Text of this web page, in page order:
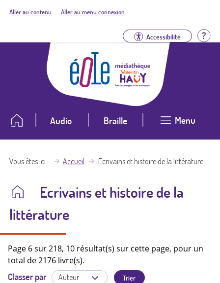
Aller au contenu Aller au menu connexion
Accessibilité
Audio Braille Menu
Vous êtes ici Accueil Ecrivains et histoire de la littérature
Ecrivains et histoire de la
littérature
Page 6 sur 218, 10 résultat(s) sur cette page, pour un
total de 2176 livre(s).
Classer par